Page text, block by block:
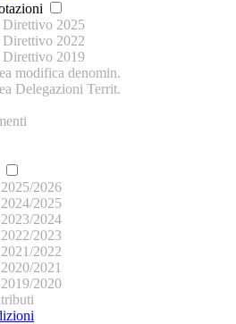
Direttivo 2025
Direttivo 2022
Direttivo 2019
modifica denomin.
Delegazioni Territ.
2026
2025
2024
2023
2022
2021
2020